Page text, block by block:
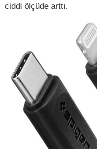
ciddi ölçüde arttı.